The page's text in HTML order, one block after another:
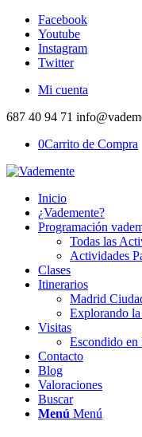
Facebook
Youtube
Instagram
Twitter
Mi cuenta
687 40 94 71
0Carrito de Compra
Inicio
¿Vademente?
Programación
Todas las
Actividades
Clases
Itinerarios
Madrid
Explorando
Visitas
Escondido en
Contacto
Blog
Valoraciones
Buscar
Menú Menú